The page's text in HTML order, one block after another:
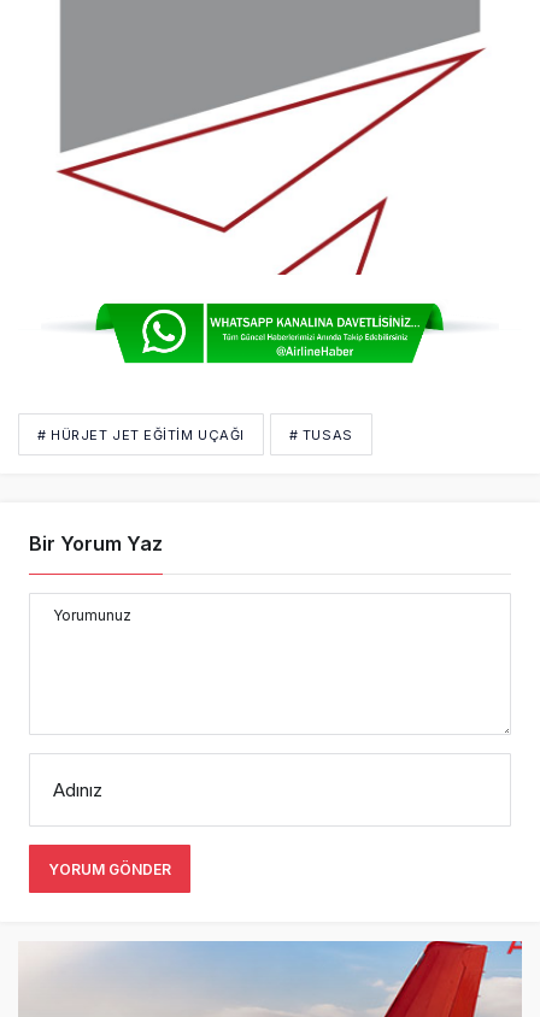
# HÜRJET JET EĞITIM UÇAĞI # TUSAS
Bir Yorum Yaz
Yorumunuz
Adınız
YORUM GÖNDER